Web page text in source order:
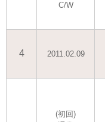
C/W
4 2011.02.09
(初回)